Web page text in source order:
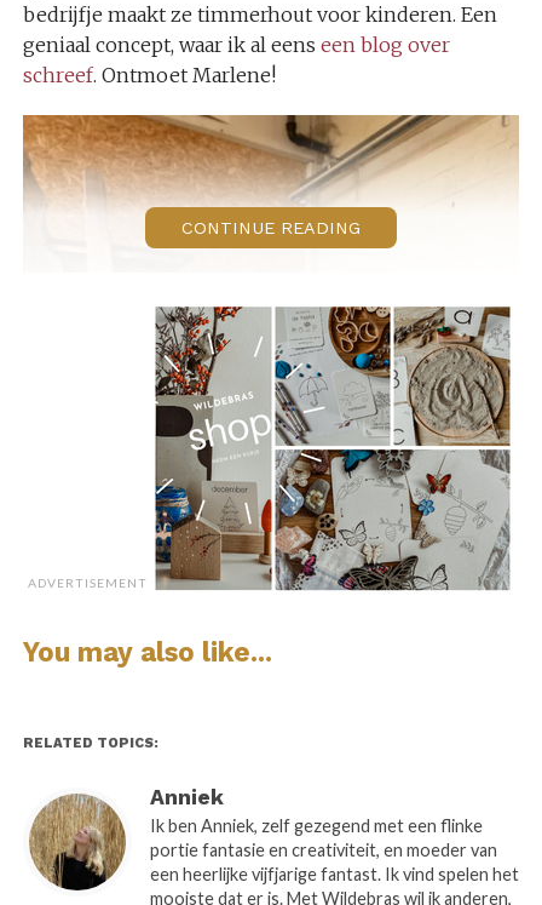
bedrijfje maakt ze timmerhout voor kinderen. Een
geniaal concept, waar ik al eens een blog over
schreef. Ontmoet Marlene!
Wat is jouw gezinssituatie?
Samen met mijn man Tom hebben wij drie
kinderen. Kate, Bobbie en Toon. Kate is bijna 13 en
CONTINUE READING
ADVERTISEMENT
You may also like...
RELATED TOPICS:
Anniek
Ik ben Anniek, zelf gezegend met een flinke
portie fantasie en creativiteit, en moeder van
een heerlijke vijfjarige fantast. Ik vind spelen het
mooiste dat er is. Met Wildebras wil ik anderen,